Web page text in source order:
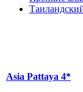
Asia Pattaya 4*